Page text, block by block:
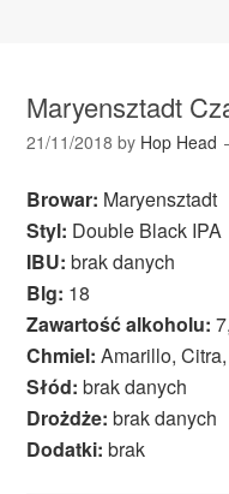
Maryensztadt
21/11/2018 by Hop Head
Browar: Maryensztadt
Styl: Double Black IPA
IBU: brak danych
Blg: 18
Zawartość alkoholu:
Chmiel: Amarillo,
Słód: brak danych
Drożdże: brak danych
Dodatki: brak